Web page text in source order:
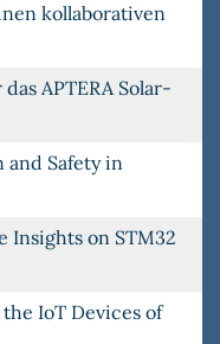
kollaborativen
APTERA Solar-
and Safety in
Insights on STM32
IoT Devices of